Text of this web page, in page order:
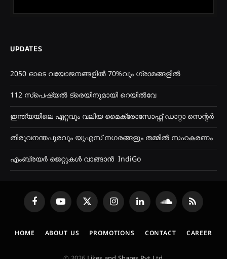
UPDATES
2050 ഓടെ വയോജനങ്ങളിൽ 70%വും ഗ്രാമങ്ങളിൽ
112 സ്പെഷ്യൽ ട്രെയിനുമായി റെയിൽവേ
ഇന്ത്യയിലെ ഏറ്റവും വലിയ മൈക്രോസോഫ്റ്റ് ഡാറ്റാ സെന്റർ
തിരുവനന്തപുരവും യുഎസ് നഗരങ്ങളും തമ്മിൽ സഹകരണം
എംബ്രയർ ജെറ്റുകൾ വാങ്ങാൻ IndiGo
FacebookYouTubeX
(Twitter)
InstagramLinkedInSoundCloud
RSS
HOME ABOUT US PROMOTIONS CONTACT CAREER